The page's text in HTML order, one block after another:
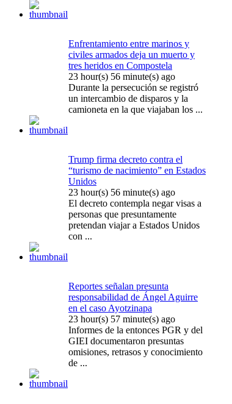
Enfrentamiento entre marinos y
civiles armados deja un muerto y
tres heridos en Compostela
23 hour(s) 56 minute(s) ago
Durante la persecución se registró
un intercambio de disparos y la
camioneta en la que viajaban los ...
Trump firma decreto contra el
“turismo de nacimiento” en Estados
Unidos
23 hour(s) 56 minute(s) ago
El decreto contempla negar visas a
personas que presuntamente
pretendan viajar a Estados Unidos
con ...
Reportes señalan presunta
responsabilidad de Ángel Aguirre
en el caso Ayotzinapa
23 hour(s) 57 minute(s) ago
Informes de la entonces PGR y del
GIEI documentaron presuntas
omisiones, retrasos y conocimiento
de ...